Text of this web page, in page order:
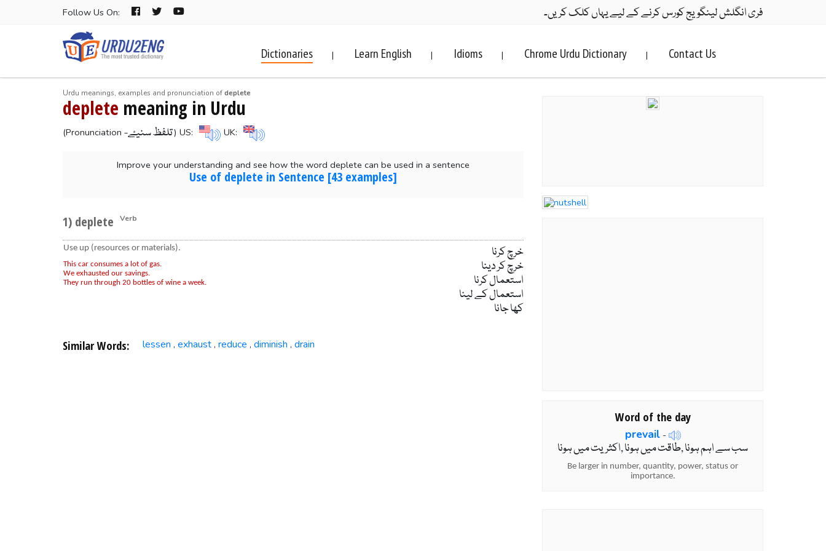
Follow Us On: فری انگلش لینگویج کورس کرنے کے لیے یہاں کلک کریں۔
Dictionaries | Learn English | Idioms | Chrome Urdu Dictionary | Contact Us
Urdu meanings, examples and pronunciation ofdeplete
deplete meaning in Urdu
(Pronunciation -تلفظ سنیۓ) US: UK:
Improve your understanding and see how the word deplete can be used in a sentence
Use of deplete in Sentence [43 examples]
1) deplete Verb
Use up (resources or materials).
This car consumes a lot of gas.
We exhausted our savings.
They run through 20 bottles of wine a week.
خرچ کرنا
خرچ کر دینا
استعمال کرنا
استعمال کے لینا
کھا جانا
Similar Words: lessen , exhaust , reduce , diminish , drain
Word of the day
prevail-
سب سے اہم ہونا ,طاقت میں ہونا ,اکثریت میں ہونا
Be larger in number, quantity, power, status or
importance.